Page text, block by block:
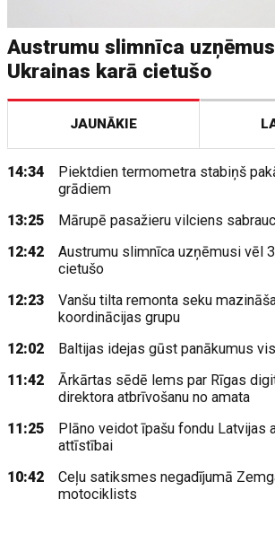
Austrumu slimnīca
Ukrainas karā cietušo
JAUNĀKIE
14:34
Piektdien termometra stabiņš
grādiem
13:25
Mārupē pasažieru vilciens
12:42
Austrumu slimnīca uzņēmusi vēl
cietušo
12:23
Vanšu tilta remonta seku
koordinācijas grupu
12:02
Baltijas idejas gūst panākumus
11:42
Ārkārtas sēdē lems par Rīgas
direktora atbrīvošanu no amata
11:25
Plāno veidot īpašu fondu Latvijas
attīstībai
10:42
Ceļu satiksmes negadījumā
motociklists